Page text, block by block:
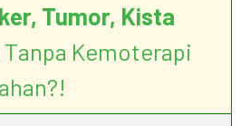
Tumor, Kista
Tanpa Kemoterapi